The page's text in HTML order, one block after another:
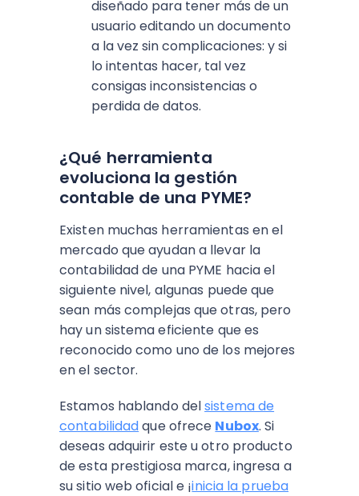
diseñado para tener más de un
usuario editando un documento
a la vez sin complicaciones: y si
lo intentas hacer, tal vez
consigas inconsistencias o
perdida de datos.
¿Qué herramienta
evoluciona la gestión
contable de una PYME?
Existen muchas herramientas en el
mercado que ayudan a llevar la
contabilidad de una PYME hacia el
siguiente nivel, algunas puede que
sean más complejas que otras, pero
hay un sistema eficiente que es
reconocido como uno de los mejores
en el sector.
Estamos hablando delsistema de
contabilidadque ofrece Nubox. Si
deseas adquirir este u otro producto
de esta prestigiosa marca, ingresa a
su sitio web oficial e ¡inicia la prueba